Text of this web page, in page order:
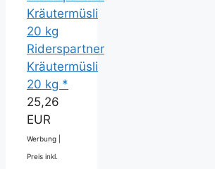
Riderspartner
Kräutermüsli
20 kg *
25,26
EUR
Werbung |
Preis inkl.